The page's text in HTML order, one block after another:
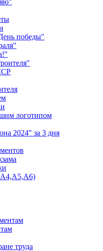
победы"
логотипом
2024" за 3 дня
А4,А5,А6)
труда